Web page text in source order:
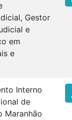
Gestor
e
em
e
Interno
de
Maranhão